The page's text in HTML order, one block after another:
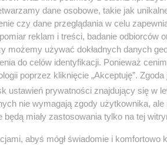
Obserwuj notkę
dane osobowe, takie jak
czy dane przeglądania w celu
reklam i treści, badanie odbiorców
możemy używać dokładnych danych
do celów identyfikacji. Ponieważ
poprzez kliknięcie „Akceptuję”.
ustawień prywatności znajdujący się w
nie wymagają zgody użytkownika,
miały zastosowania tylko na tej
abyś mógł świadomie i